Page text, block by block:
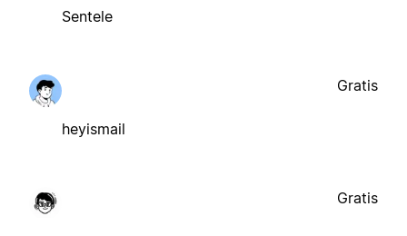
Sentele
heyismail
Gratis
Gratis